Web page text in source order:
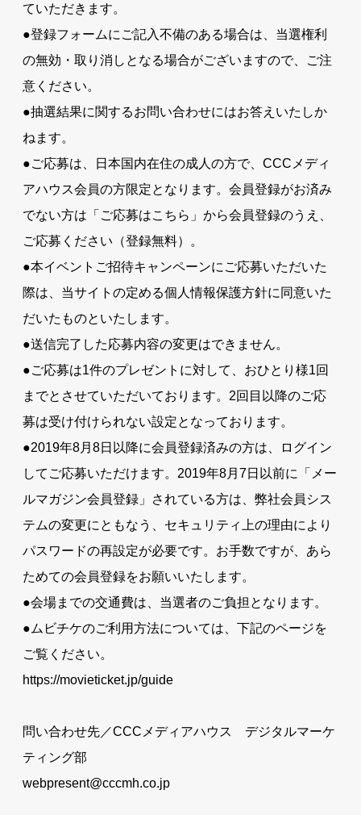
ていただきます。
●登録フォームにご記入不備のある場合は、当選権利
の無効・取り消しとなる場合がございますので、ご注
意ください。
●抽選結果に関するお問い合わせにはお答えいたしか
ねます。
●ご応募は、日本国内在住の成人の方で、CCCメディ
アハウス会員の方限定となります。会員登録がお済み
でない方は「ご応募はこちら」から会員登録のうえ、
ご応募ください（登録無料）。
●本イベントご招待キャンペーンにご応募いただいた
際は、当サイトの定める個人情報保護方針に同意いた
だいたものといたします。
●送信完了した応募内容の変更はできません。
●ご応募は1件のプレゼントに対して、おひとり様1回
までとさせていただいております。2回目以降のご応
募は受け付けられない設定となっております。
●2019年8月8日以降に会員登録済みの方は、ログイン
してご応募いただけます。2019年8月7日以前に「メー
ルマガジン会員登録」されている方は、弊社会員シス
テムの変更にともなう、セキュリティ上の理由により
パスワードの再設定が必要です。お手数ですが、あら
ためての会員登録をお願いいたします。
●会場までの交通費は、当選者のご負担となります。
●ムビチケのご利用方法については、下記のページを
ご覧ください。
https://movieticket.jp/guide
問い合わせ先／CCCメディアハウス デジタルマーケ
ティング部
webpresent@cccmh.co.jp